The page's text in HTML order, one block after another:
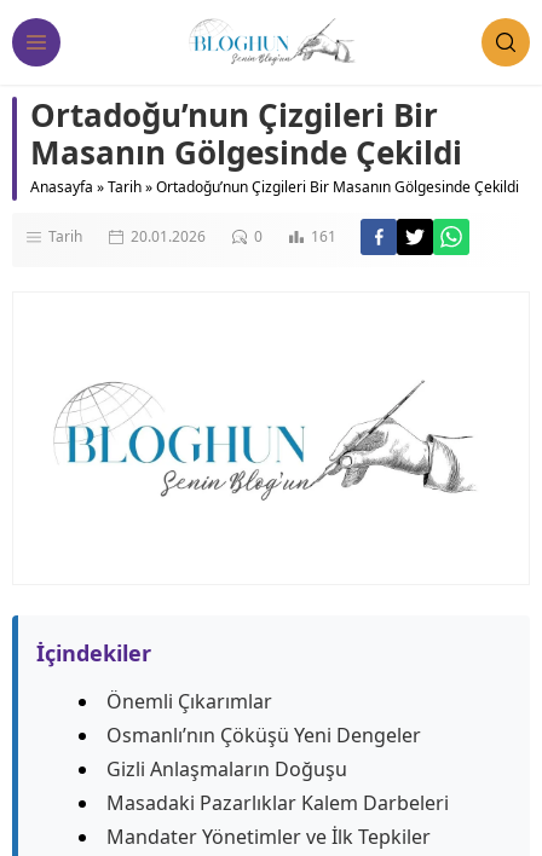
Ortadoğu’nun Çizgileri Bir
Masanın Gölgesinde Çekildi
Anasayfa »Tarih»Ortadoğu’nun Çizgileri Bir Masanın Gölgesinde Çekildi
Tarih 20.01.2026 0 161
İçindekiler
Önemli Çıkarımlar
Osmanlı’nın Çöküşü Yeni Dengeler
Gizli Anlaşmaların Doğuşu
Masadaki Pazarlıklar Kalem Darbeleri
Mandater Yönetimler ve İlk Tepkiler